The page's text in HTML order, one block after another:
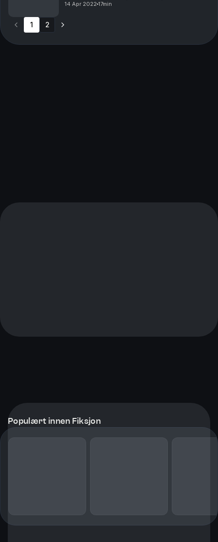
vill följa med upp till deras hotellrum blir det början på
14 Apr 2022 17min
1 2
Populært innen Fiksjon